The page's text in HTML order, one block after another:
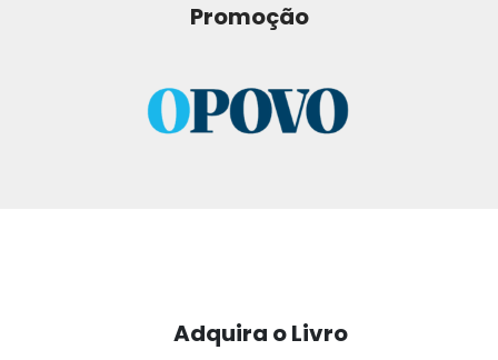
Promoção
Adquira o Livro